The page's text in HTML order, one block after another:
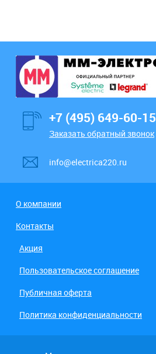
+7 (495) 649-60-15
Заказать обратный звонок
info@electrica220.ru
О компании
Контакты
Акция
Пользовательское соглашение
Публичная оферта
Политика конфиденциальности